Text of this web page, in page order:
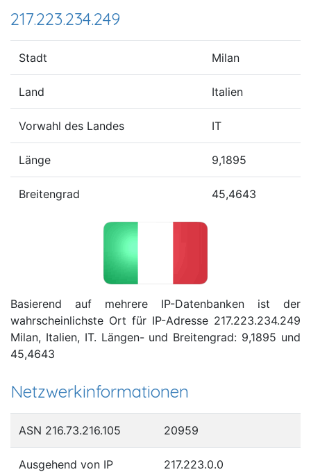
217.223.234.249
Stadt Milan
Land Italien
Vorwahl des Landes IT
Länge 9,1895
Breitengrad 45,4643
Basierend auf mehrere IP-Datenbanken ist der
wahrscheinlichste Ort für IP-Adresse 217.223.234.249
Milan, Italien, IT. Längen- und Breitengrad: 9,1895 und
45,4643
Netzwerkinformationen
ASN 216.73.216.105 20959
Ausgehend von IP 217.223.0.0